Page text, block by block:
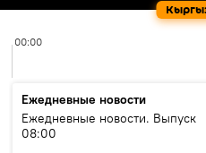
00:00
Ежедневные новости
Ежедневные новости. Выпуск
08:00